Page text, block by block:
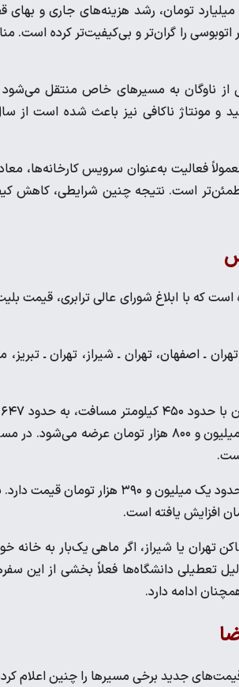
اما تورم، افزایش قیمت اتوبوس تا حدود ۲۵ میلیارد تومان،
سفر اتوبوسی را گران‌تر و بی‌کیفیت‌تر کرده
از ناوگان به مسیرهای خاص منتقل
فعالیت به‌عنوان سرویس کارخانه‌ها،
است. نتیجه چنین شرایطی، کاهش
ـ اصفهان، تهران ـ شیراز، تهران ـ تبریز،
مشهد نیز بین یک میلیون و ۲۰۰ هزار تا یک میلیون و
تهران یا شیراز، اگر ماهی یک‌بار به خانه
تعطیلی دانشگاه‌ها فعلاً بخشی از این
ادامه دارد.
جدید برخی مسیرها را چنین اعلام